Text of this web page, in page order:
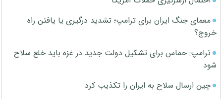
معمای جنگ ایران برای ترامپ؛ تشدید درگیری یا یافتن راه
خروج؟
ترامپ: حماس برای تشکیل دولت جدید در غزه باید خلع سلاح
شود
چین ارسال سلاح به ایران را تکذیب کرد